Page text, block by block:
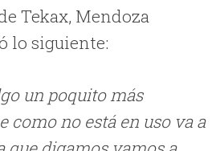
Tekax, Mendoza
lo siguiente:
un poquito más
como no está en uso va a